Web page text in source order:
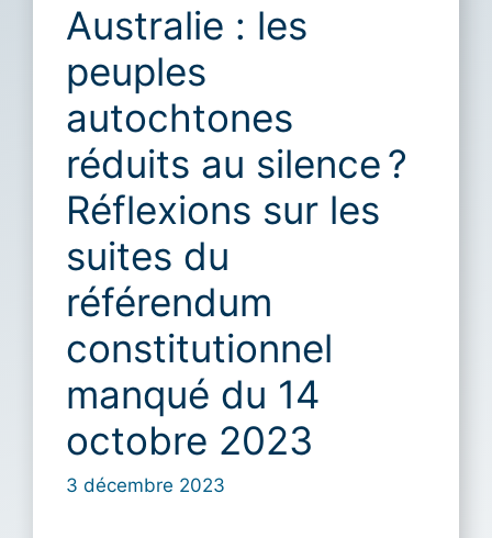
Australie : les
peuples
autochtones
réduits au silence ?
Réflexions sur les
suites du
référendum
constitutionnel
manqué du 14
octobre 2023
3 décembre 2023